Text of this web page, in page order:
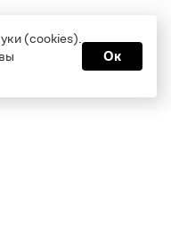
ЭЛ № ФС 77 - 84700,
(cookies).
Ок